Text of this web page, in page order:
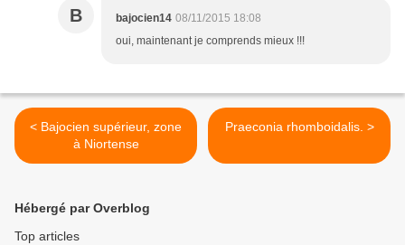
B bajocien14 08/11/2015 18:08
oui, maintenant je comprends mieux !!!
< Bajocien supérieur, zone
à Niortense
Praeconia rhomboidalis. >
Hébergé par Overblog
Top articles